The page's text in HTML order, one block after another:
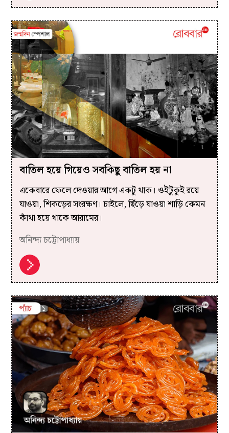
বাতিল হয়ে গিয়েও সবকিছু বাতিল হয় না
একেবারে ফেলে দেওয়ার আগে একটু থাক। ওইটুকুই রয়ে
যাওয়া, শিকড়ের সংরক্ষণ। চাইলে, ছিঁড়ে যাওয়া শাড়ি কেমন
কাঁথা হয়ে থাকে আরামের।
অনিন্দ্য চট্টোপাধ্যায়